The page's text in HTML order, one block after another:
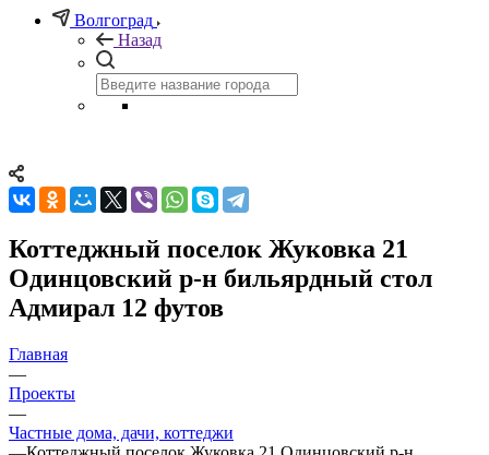
Волгоград
Назад
Коттеджный поселок Жуковка 21
Одинцовский р-н бильярдный стол
Адмирал 12 футов
Главная
—
Проекты
—
Частные дома, дачи, коттеджи